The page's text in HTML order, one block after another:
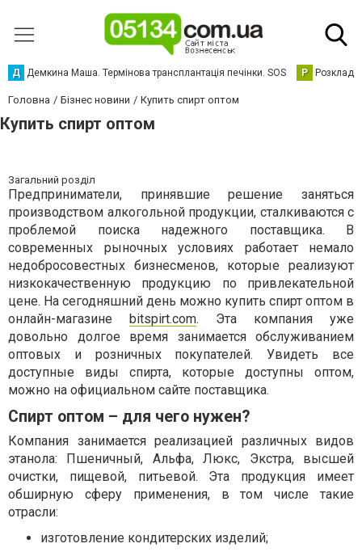
Д Демкина Маша. Термінова трансплантація печінки. SOS Р Розклад
Головна Бізнес новини Купить спирт оптом
Купить спирт оптом
Загальний розділ
Предприниматели, принявшие решение заняться
производством алкогольной продукции, сталкиваются с
проблемой поиска надежного поставщика. В
современных рыночных условиях работает немало
недобросовестных бизнесменов, которые реализуют
низкокачественную продукцию по привлекательной
цене. На сегодняшний день можно купить спирт оптом в
онлайн-магазине bitspirt.com. Эта компания уже
довольно долгое время занимается обслуживанием
оптовых и розничных покупателей. Увидеть все
доступные виды спирта, которые доступны оптом,
можно на официальном сайте поставщика.
Спирт оптом – для чего нужен?
Компания занимается реализацией различных видов
этанола: Пшеничный, Альфа, Люкс, Экстра, высшей
очистки, пищевой, питьевой. Эта продукция имеет
обширную сферу применения, в том числе такие
отрасли:
изготовление кондитерских изделий;